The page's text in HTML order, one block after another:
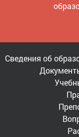
Сведения об